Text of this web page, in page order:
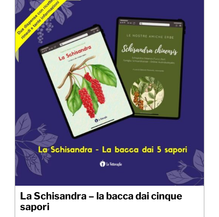
La Schisandra – la bacca dai cinque
sapori